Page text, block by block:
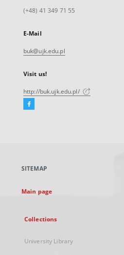
(+48) 41 349 71 55
E-Mail
buk@ujk.edu.pl
Visit us!
http://buk.ujk.edu.pl/
Facebook
new
SITEMAP
Main page
Collections
University Library